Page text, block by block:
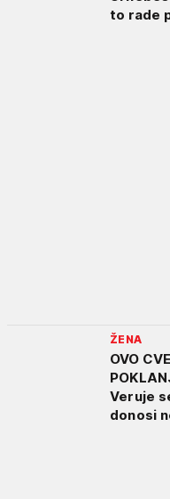
to rade
ŽENA
OVO
Veruje
donosi